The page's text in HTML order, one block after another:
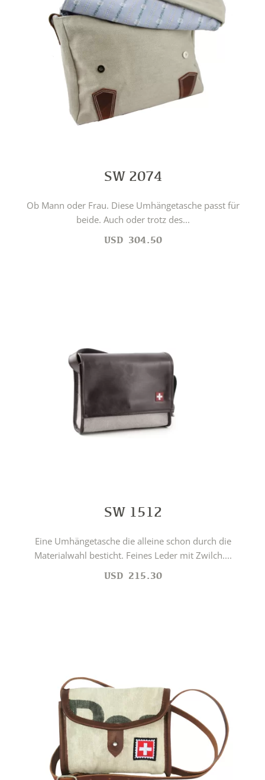
SW 2074
Ob Mann oder Frau. Diese Umhängetasche passt für
beide. Auch oder trotz des...
USD 304.50
SW 1512
Eine Umhängetasche die alleine schon durch die
Materialwahl besticht. Feines Leder mit Zwilch....
USD 215.30